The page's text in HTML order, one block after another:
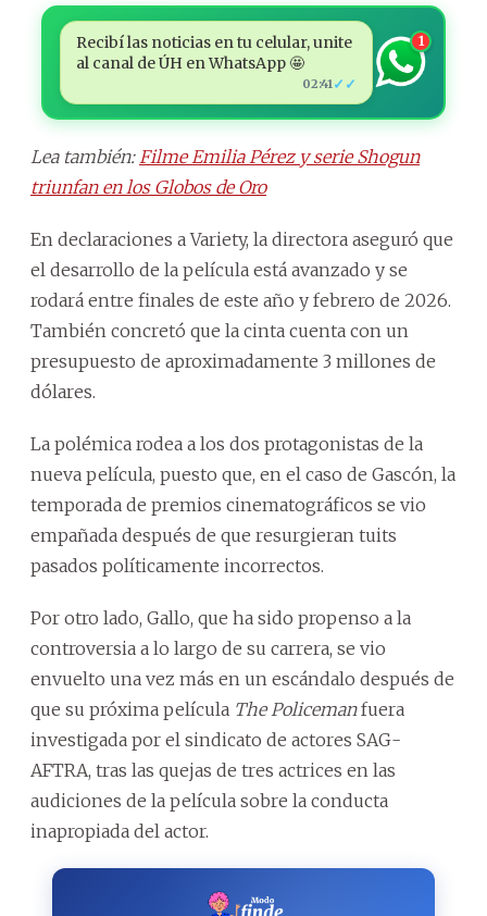
Recibí las noticias en tu celular, unite
al canal de ÚH en WhatsApp 🤩
02:41 ✓✓
1
Lea también: Filme Emilia Pérez y serie Shogun
triunfan en los Globos de Oro
En declaraciones a Variety, la directora aseguró que
el desarrollo de la película está avanzado y se
rodará entre finales de este año y febrero de 2026.
También concretó que la cinta cuenta con un
presupuesto de aproximadamente 3 millones de
dólares.
La polémica rodea a los dos protagonistas de la
nueva película, puesto que, en el caso de Gascón, la
temporada de premios cinematográficos se vio
empañada después de que resurgieran tuits
pasados políticamente incorrectos.
Por otro lado, Gallo, que ha sido propenso a la
controversia a lo largo de su carrera, se vio
envuelto una vez más en un escándalo después de
que su próxima película The Policemanfuera
investigada por el sindicato de actores SAG-
AFTRA, tras las quejas de tres actrices en las
audiciones de la película sobre la conducta
inapropiada del actor.